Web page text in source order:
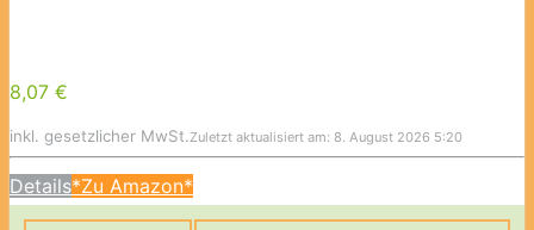
8,07 €
inkl. gesetzlicher MwSt.Zuletzt aktualisiert am: 8. August 2026 5:20
Details*Zu Amazon*